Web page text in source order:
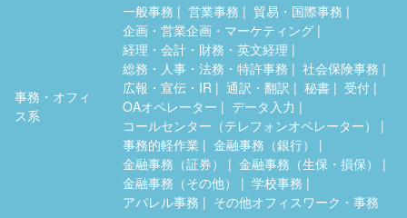
事務・オフィ
ス系
一般事務 営業事務
貿易・国際事務
企画・営業企画・マーケティング
経理・会計・財務・英文経理
総務・人事・法務・特許事務
社会保険事務
広報・宣伝・IR
通訳・翻訳 秘書
受付
OAオペレーター
データ入力
コールセンター（テレフォンオペレーター）
事務的軽作業
金融事務（銀行）
金融事務（証券）
金融事務（生保・損保）
金融事務（その他）
学校事務
アパレル事務
その他オフィスワーク・事務